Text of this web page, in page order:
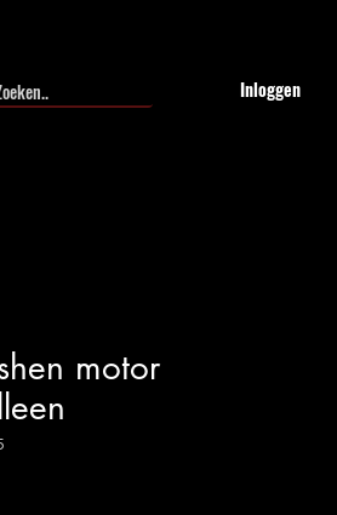
FAQ Inloggen
motor